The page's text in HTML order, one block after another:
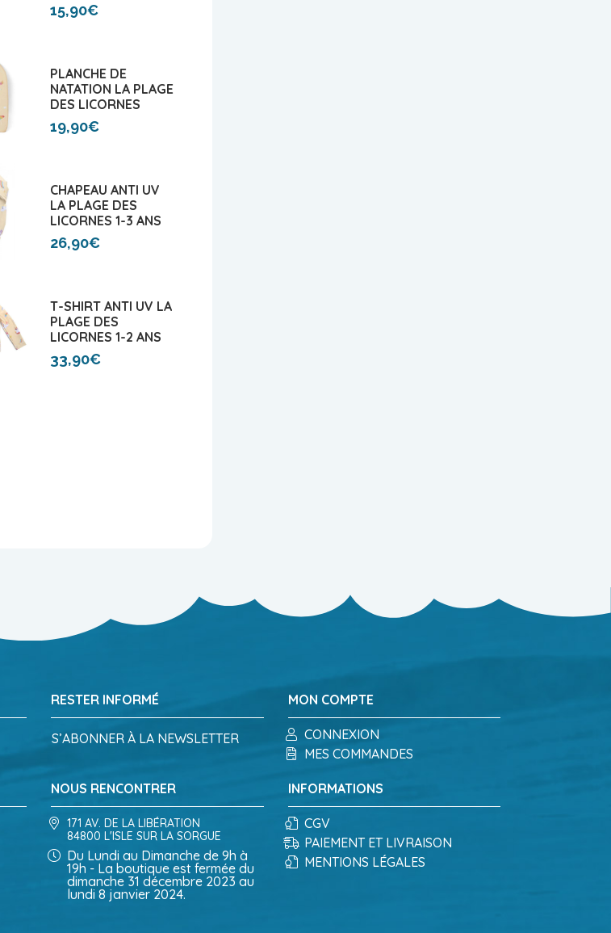
15,90€
PLANCHE DE
NATATION LA PLAGE
DES LICORNES
19,90€
CHAPEAU ANTI UV
LA PLAGE DES
LICORNES 1-3 ANS
26,90€
T-SHIRT ANTI UV LA
PLAGE DES
LICORNES 1-2 ANS
33,90€
RESTER INFORMÉ
S’ABONNER À LA NEWSLETTER
MON COMPTE
CONNEXION
MES COMMANDES
NOUS RENCONTRER
171 AV. DE LA LIBÉRATION
84800 L'ISLE SUR LA SORGUE
Du Lundi au Dimanche de 9h à
19h - La boutique est fermée du
dimanche 31 décembre 2023 au
lundi 8 janvier 2024.
INFORMATIONS
CGV
PAIEMENT ET LIVRAISON
MENTIONS LÉGALES